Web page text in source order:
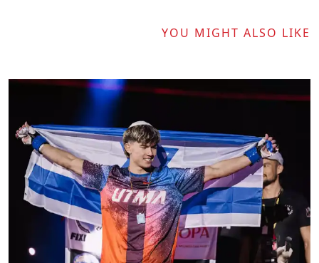
YOU MIGHT ALSO LIKE